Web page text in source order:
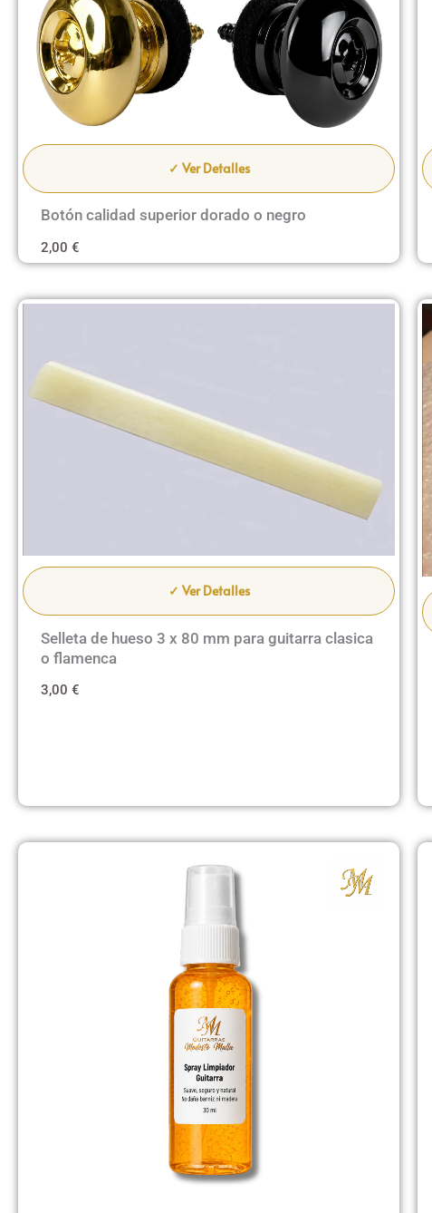
✓ Ver Detalles
Botón calidad superior dorado o negro
2,00€
✓ Ver Detalles
Selleta de hueso 3 x 80 mm para guitarra clasica
o flamenca
3,00€